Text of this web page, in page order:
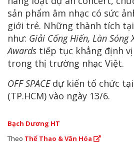
sản phẩm âm nhạc có sức
giới trẻ. Những thành tích
như: Giải Cống Hiến, Làn Sóng
Awards tiếp tục khẳng định
trong thị trường nhạc Việt.
OFF SPACE dự kiến tổ chức
(TP.HCM) vào ngày 13/6.
Bạch Dương HT
Theo Thể Thao & Văn Hóa